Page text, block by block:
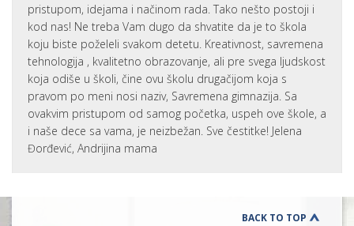
pristupom, idejama i načinom rada. Tako nešto postoji i
kod nas! Ne treba Vam dugo da shvatite da je to škola
koju biste poželeli svakom detetu. Kreativnost, savremena
tehnologija , kvalitetno obrazovanje, ali pre svega ljudskost
koja odiše u školi, čine ovu školu drugačijom koja s
pravom po meni nosi naziv, Savremena gimnazija. Sa
ovakvim pristupom od samog početka, uspeh ove škole, a
i naše dece sa vama, je neizbežan. Sve čestitke! Jelena
Đorđević, Andrijina mama
BACK TO TOP